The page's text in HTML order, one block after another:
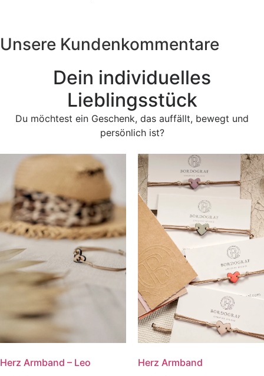
Unsere Kundenkommentare
Dein individuelles
Lieblingsstück
Du möchtest ein Geschenk, das auffällt, bewegt und
persönlich ist?
Herz Armband – Leo Herz Armband